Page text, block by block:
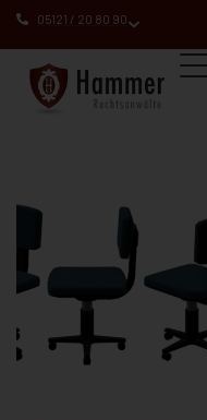
05121 / 20 80 90